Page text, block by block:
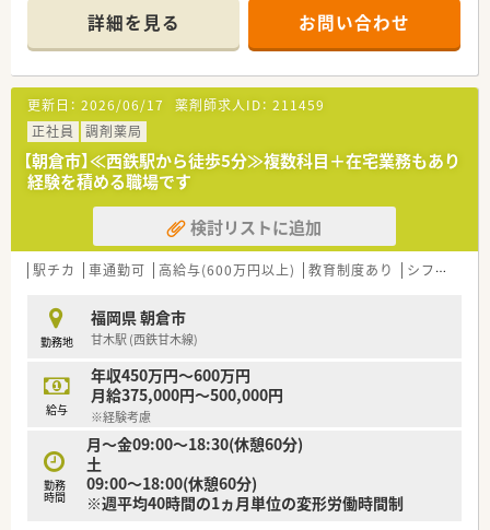
＊------------------------------------------＊
【店舗情報と応需状況について】
■甘木駅から車で5分の場所に位置しており、地域の基幹病院で
ある総合病院の門前で営業している調剤薬局です。
■応需科目は内科や整形外科をはじめとする多岐にわたる総合
科目で、処方箋は1日あたり30枚から40枚ほどです。
■常時薬剤師2名と事務員2名の体制で業務を分担しており、ピ
ッキング補助もあるため丁寧に対応できる環境です。
【募集背景と求める人物像について】
■今回の募集は欠員補充が目的であり、特に即戦力として店舗を
支えていただける経験豊富な薬剤師を求めています。
■周囲のスタッフと円滑に連携が取れる高いコミュニケーショ
ン能力を持ち、前向きに業務へ取り組める方が理想です。
任あるポジションを目指したい方を歓迎いたします。
【法人特徴について】
■福岡県を中心に複数エリアで約80店舗を展開しており、創業
時から医療モール型の出店に注力している会社です。
■薬局の運営だけでなく介護事業も幅広く手掛けており、地域の
医療と福祉を結ぶハブとしての役割を担っています。
■設立以来26年連続で全社員の昇給を実施している実績があ
り、極めて安定した経営基盤を維持している企業です。
【想定される業務内容】
詳細を見る お問い合わせ
更新日： 2026/06/17 薬剤師求人ID： 211459
正社員
調剤薬局
【朝倉市】≪西鉄駅から徒歩5分≫複数科目＋在宅業務もあり
経験を積める職場です
検討リストに追加
駅チカ 車通勤可 高給与(600万円以上) 教育制度あり シフト制
勤務地
福岡県 朝倉市
甘木駅 (西鉄甘木線)
給与
年収450万円～600万円
月給375,000円～500,000円
※経験考慮
勤務
時間
月～金09:00～18:30(休憩60分)
土
09:00～18:00(休憩60分)
※週平均40時間の1ヵ月単位の変形労働時間制